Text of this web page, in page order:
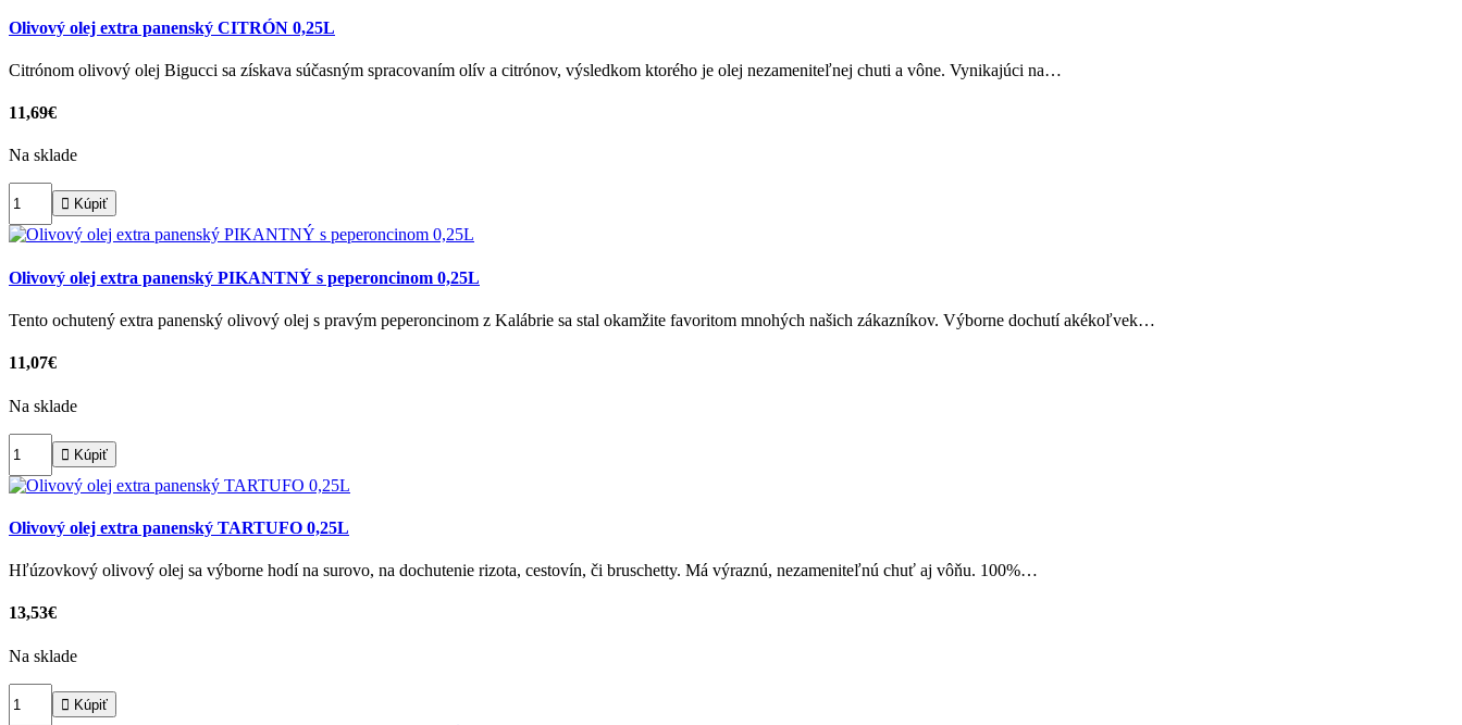
Olivový olej extra panenský CITRÓN 0,25L
Citrónom olivový olej Bigucci sa získava súčasným spracovaním olív a citrónov, výsledkom ktorého je olej nezameniteľnej chuti a vône. Vynikajúci na…
11,69€
Na sklade
 Kúpiť
Olivový olej extra panenský PIKANTNÝ s peperoncinom 0,25L
Tento ochutený extra panenský olivový olej s pravým peperoncinom z Kalábrie sa stal okamžite favoritom mnohých našich zákazníkov. Výborne dochutí akékoľvek…
11,07€
Na sklade
 Kúpiť
Olivový olej extra panenský TARTUFO 0,25L
Hľúzovkový olivový olej sa výborne hodí na surovo, na dochutenie rizota, cestovín, či bruschetty. Má výraznú, nezameniteľnú chuť aj vôňu. 100%…
13,53€
Na sklade
 Kúpiť